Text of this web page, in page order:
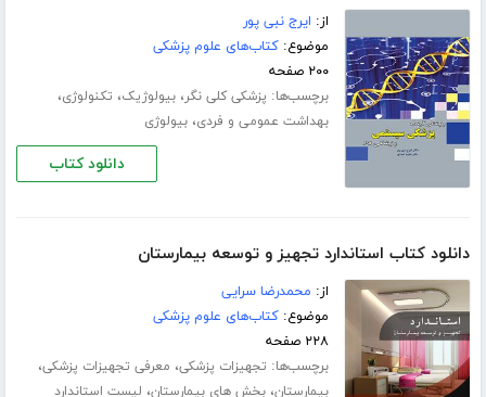
از: ایرج نبی پور
موضوع:کتاب‌های علوم پزشکی
۲۰۰ صفحه
برچسب‌ها: پزشکی کلی نگر،بیولوژیک، تکنولوژی،
بهداشت عمومی و فردی،بیولوژی
دانلود کتاب
دانلود کتاب استاندارد تجهیز و توسعه بیمارستان
از: محمدرضا سرایی
موضوع:کتاب‌های علوم پزشکی
۲۲۸ صفحه
برچسب‌ها: تجهیزات پزشکی، معرفی تجهیزات پزشکی،
بیمارستان،بخش های بیمارستان، لیست استاندارد